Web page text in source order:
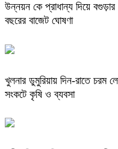
উন্নয়ন কে প্রাধান্য দিয়ে
বছরের বাজেট ঘোষণা
খুলনার ডুমুরিয়ায় দিন-রাতে চরম
সংকটে কৃষি ও ব্যবসা